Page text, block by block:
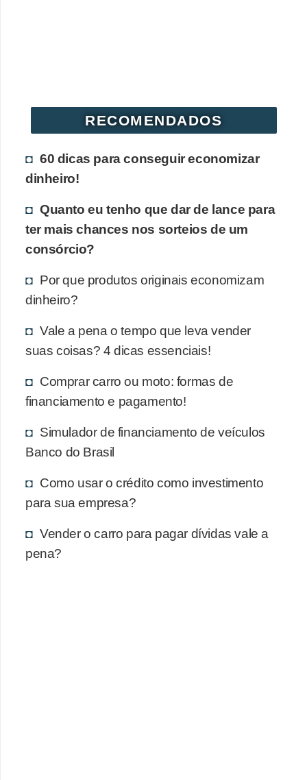
RECOMENDADOS
60 dicas para conseguir economizar
dinheiro!
Quanto eu tenho que dar de lance para
ter mais chances nos sorteios de um
consórcio?
Por que produtos originais economizam
dinheiro?
Vale a pena o tempo que leva vender
suas coisas? 4 dicas essenciais!
Comprar carro ou moto: formas de
financiamento e pagamento!
Simulador de financiamento de veículos
Banco do Brasil
Como usar o crédito como investimento
para sua empresa?
Vender o carro para pagar dívidas vale a
pena?